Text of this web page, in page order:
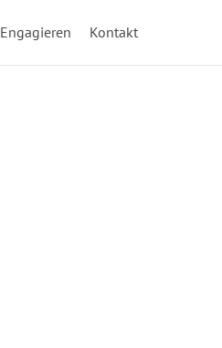
Engagieren Kontakt